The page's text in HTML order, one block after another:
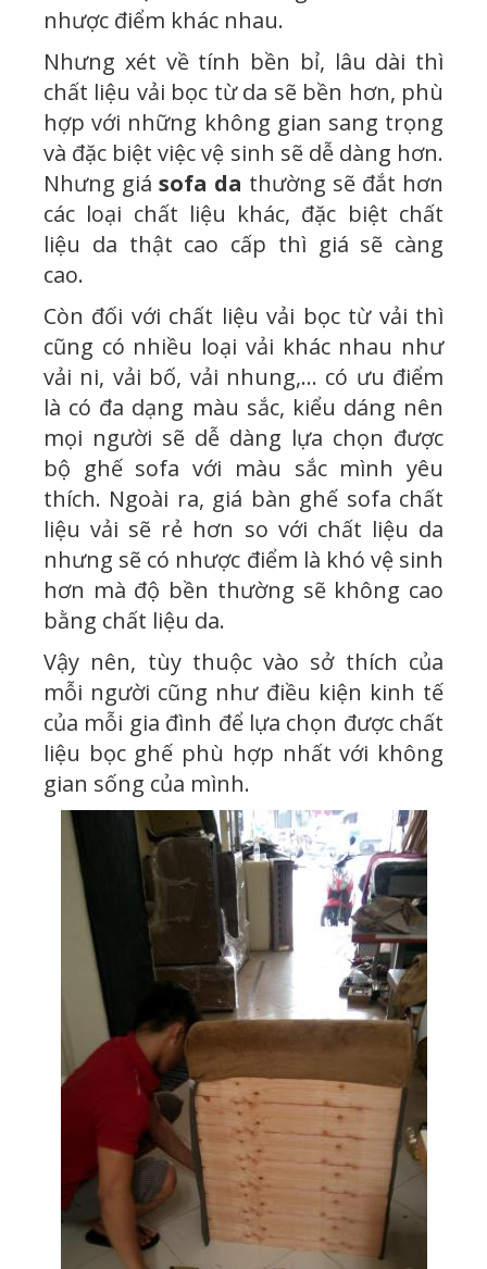
nhược điểm khác nhau.
Nhưng xét về tính bền bỉ, lâu dài thì
chất liệu vải bọc từ da sẽ bền hơn, phù
hợp với những không gian sang trọng
và đặc biệt việc vệ sinh sẽ dễ dàng hơn.
Nhưng giá sofa da thường sẽ đắt hơn
các loại chất liệu khác, đặc biệt chất
liệu da thật cao cấp thì giá sẽ càng
cao.
Còn đối với chất liệu vải bọc từ vải thì
cũng có nhiều loại vải khác nhau như
vải ni, vải bố, vải nhung,… có ưu điểm
là có đa dạng màu sắc, kiểu dáng nên
mọi người sẽ dễ dàng lựa chọn được
bộ ghế sofa với màu sắc mình yêu
thích. Ngoài ra, giá bàn ghế sofa chất
liệu vải sẽ rẻ hơn so với chất liệu da
nhưng sẽ có nhược điểm là khó vệ sinh
hơn mà độ bền thường sẽ không cao
bằng chất liệu da.
Vậy nên, tùy thuộc vào sở thích của
mỗi người cũng như điều kiện kinh tế
của mỗi gia đình để lựa chọn được chất
liệu bọc ghế phù hợp nhất với không
gian sống của mình.